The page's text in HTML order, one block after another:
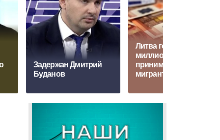
Задержан Дмитрий
Буданов
Литва готова отдать
миллионы, чтобы не
принимать
мигрантов